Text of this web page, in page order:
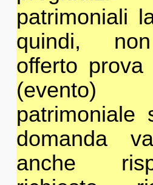
patrimoniali
quindi,
offerto
patrimoniale
domanda
anche